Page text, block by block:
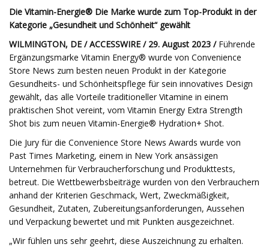
Die Vitamin-Energie® Die Marke wurde zum Top-Produkt in der
Kategorie „Gesundheit und Schönheit“ gewählt
WILMINGTON, DE / ACCESSWIRE / 29. August 2023 /Führende
Ergänzungsmarke Vitamin Energy® wurde von Convenience
Store News zum besten neuen Produkt in der Kategorie
Gesundheits- und Schönheitspflege für sein innovatives Design
gewählt, das alle Vorteile traditioneller Vitamine in einem
praktischen Shot vereint, vom Vitamin Energy Extra Strength
Shot bis zum neuen Vitamin-Energie® Hydration+ Shot.
Die Jury für die Convenience Store News Awards wurde von
Past Times Marketing, einem in New York ansässigen
Unternehmen für Verbraucherforschung und Produkttests,
betreut. Die Wettbewerbsbeiträge wurden von den Verbrauchern
anhand der Kriterien Geschmack, Wert, Zweckmäßigkeit,
Gesundheit, Zutaten, Zubereitungsanforderungen, Aussehen
und Verpackung bewertet und mit Punkten ausgezeichnet.
„Wir fühlen uns sehr geehrt, diese Auszeichnung zu erhalten.